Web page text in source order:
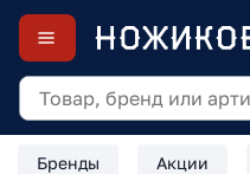
Бренды Акции